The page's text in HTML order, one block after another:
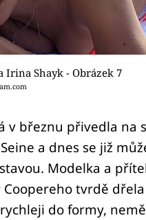
Irina Shayk - Obrázek 7
v březnu přivedla na
a dnes se již
Modelka a
tvrdě
do formy,